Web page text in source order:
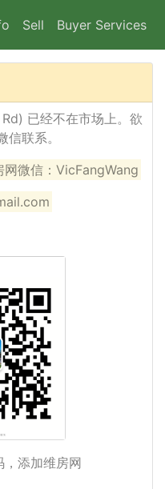
Sell Buyer Services
已经不在市场上。欲
联系。
微信：VicFangWang
，添加维房网